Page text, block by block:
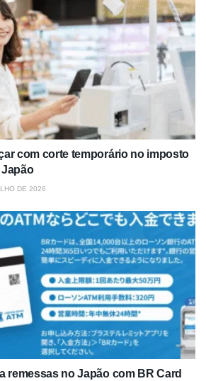
com corte temporário no imposto
DE 2026
remessas no Japão com BR Card